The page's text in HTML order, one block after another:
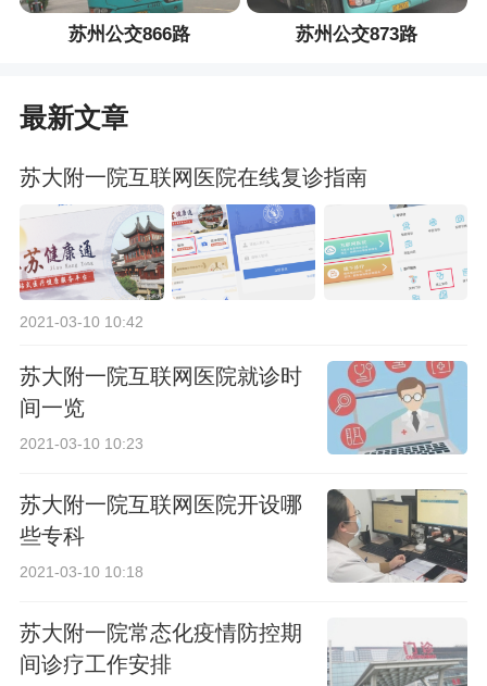
苏州公交866路 苏州公交873路
最新文章
苏大附一院互联网医院在线复诊指南
2021-03-10 10:42
苏大附一院互联网医院就诊时
间一览
2021-03-10 10:23
苏大附一院互联网医院开设哪
些专科
2021-03-10 10:18
苏大附一院常态化疫情防控期
间诊疗工作安排